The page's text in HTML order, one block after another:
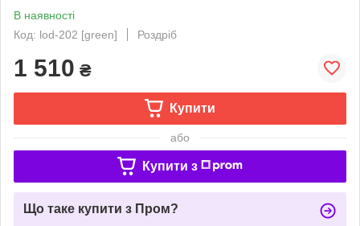
В наявності
Код: lod-202 [green]
Роздріб
1 510 ₴
Купити
або
Купити з
Що таке купити з Пром?